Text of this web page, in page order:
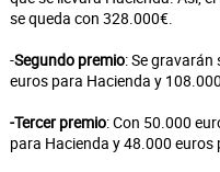
se queda con 328.000€.
-Segundo premio: Se
euros para Hacienda y
-Tercer premio: Con 50.000
para Hacienda y 48.000 euros